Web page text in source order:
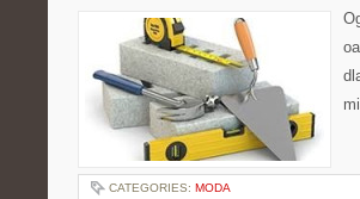
CATEGORIES: MODA